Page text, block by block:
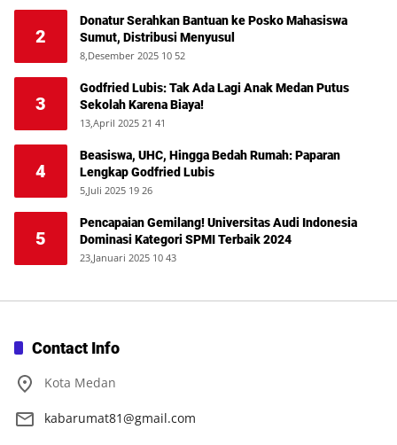
2
Donatur Serahkan Bantuan ke Posko Mahasiswa
Sumut, Distribusi Menyusul
8,Desember 2025 10 52
3
Godfried Lubis: Tak Ada Lagi Anak Medan Putus
Sekolah Karena Biaya!
13,April 2025 21 41
4
Beasiswa, UHC, Hingga Bedah Rumah: Paparan
Lengkap Godfried Lubis
5,Juli 2025 19 26
5
Pencapaian Gemilang! Universitas Audi Indonesia
Dominasi Kategori SPMI Terbaik 2024
23,Januari 2025 10 43
Contact Info
Kota Medan
kabarumat81@gmail.com